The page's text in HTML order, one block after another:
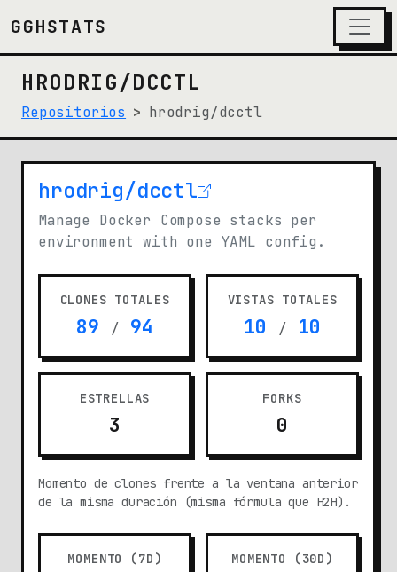
GGHSTATS
HRODRIG/DCCTL
Repositorios hrodrig/dcctl
hrodrig/dcctl
(opens in new tab)
Manage Docker Compose stacks per
environment with one YAML config.
CLONES TOTALES
89 / 94
VISTAS TOTALES
10 / 10
ESTRELLAS
3
FORKS
0
Momento de clones frente a la ventana anterior
de la misma duración (misma fórmula que H2H).
MOMENTO (7D) MOMENTO (30D)